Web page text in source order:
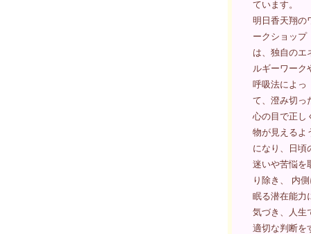
ています。
明日香天翔の
ークショップ
は、独自のエ
ルギーワーク
呼吸法によっ
て、澄み切っ
心の目で正し
物が見えるよ
になり、日頃
迷いや苦悩を
り除き、 内
眠る潜在能力
気づき、人生
適切な判断を